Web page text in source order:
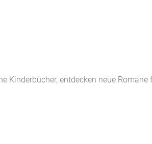
Kinderbücher, entdecken neue Romane